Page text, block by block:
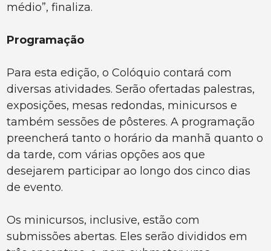
médio”, finaliza.
Programação
Para esta edição, o Colóquio contará com
diversas atividades. Serão ofertadas palestras,
exposições, mesas redondas, minicursos e
também sessões de pôsteres. A programação
preencherá tanto o horário da manhã quanto o
da tarde, com várias opções aos que
desejarem participar ao longo dos cinco dias
de evento.
Os minicursos, inclusive, estão com
submissões abertas. Eles serão divididos em